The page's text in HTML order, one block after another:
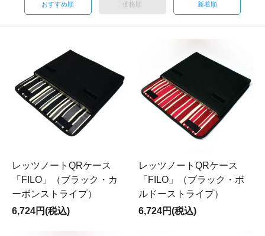
おすすめ順 価格順 新着順
レッツノートQRケース
「FILO」（ブラック・カ
ーボンストライプ）
6,724円(税込)
レッツノートQRケース
「FILO」（ブラック・ボ
ルドーストライプ）
6,724円(税込)